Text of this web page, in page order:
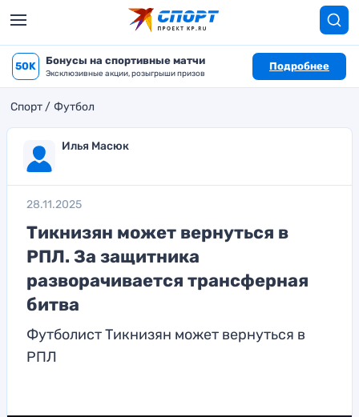
50K Бонусы на спортивные матчи
Эксклюзивные акции, розыгрыши призов
Подробнее
Спорт Футбол
Илья Масюк
28.11.2025
Тикнизян может вернуться в
РПЛ. За защитника
разворачивается трансферная
битва
Футболист Тикнизян может вернуться в
РПЛ